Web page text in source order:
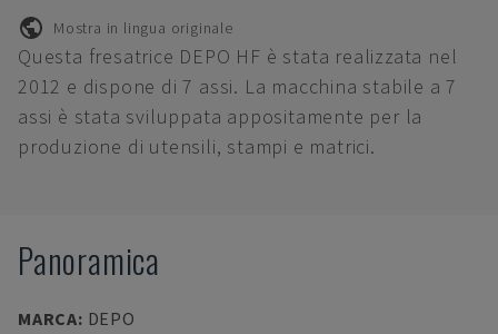
Mostra in lingua originale
Questa fresatrice DEPO HF è stata realizzata nel
2012 e dispone di 7 assi. La macchina stabile a 7
assi è stata sviluppata appositamente per la
produzione di utensili, stampi e matrici.
Panoramica
MARCA: DEPO